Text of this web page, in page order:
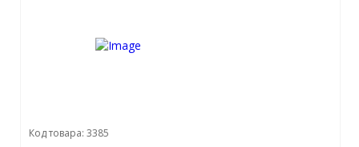
Код товара: 3385